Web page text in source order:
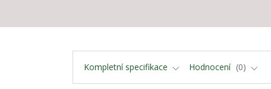
Kompletní specifikace Hodnocení 0